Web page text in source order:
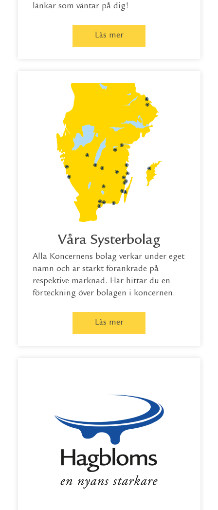
länkar som väntar på dig!
Läs mer
Våra Systerbolag
Alla Koncernens bolag verkar under eget
namn och är starkt förankrade på
respektive marknad. Här hittar du en
förteckning över bolagen i koncernen.
Läs mer